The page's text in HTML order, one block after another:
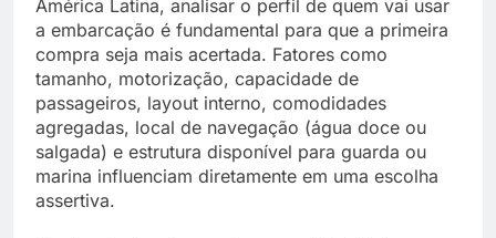
América Latina, analisar o perfil de quem vai usar
a embarcação é fundamental para que a primeira
compra seja mais acertada. Fatores como
tamanho, motorização, capacidade de
passageiros, layout interno, comodidades
agregadas, local de navegação (água doce ou
salgada) e estrutura disponível para guarda ou
marina influenciam diretamente em uma escolha
assertiva.